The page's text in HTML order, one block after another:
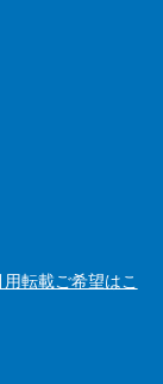
転載ご希望はこ